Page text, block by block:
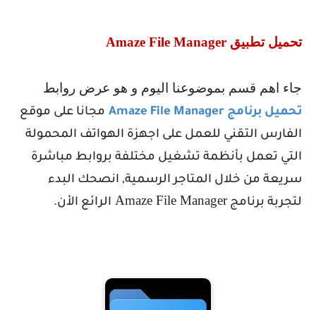
تحميل تطبيق Amaze File Manager
جاء اهم قسم بموضوعنا اليوم و هو عرض روابط
تحميل برنامج Amaze File Manager مجانا على موقع
الفارس التقني للعمل على اجهزة الهواتف المحمولة
التي تعمل بأنظمة تشغيل مختلفة بروابط مباشرة
سريعة من خلال المتاجر الرسمية, انصحك البدء
لتجربة برنامجAmaze File Manager الرائع الأن.